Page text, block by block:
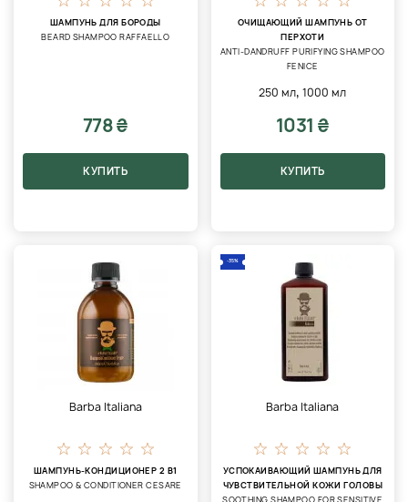
ШАМПУНЬ ДЛЯ БОРОДЫ
BEARD SHAMPOO RAFFAELLO
778 ₴
КУПИТЬ
ОЧИЩАЮЩИЙ ШАМПУНЬ ОТ
ПЕРХОТИ
ANTI-DANDRUFF PURIFYING SHAMPOO
FENICE
250 мл,1000 мл
1031 ₴
КУПИТЬ
Barba Italiana
ШАМПУНЬ-КОНДИЦИОНЕР 2 В1
SHAMPOO & CONDITIONER CESARE
-35%
Barba Italiana
УСПОКАИВАЮЩИЙ ШАМПУНЬ ДЛЯ
ЧУВСТВИТЕЛЬНОЙ КОЖИ ГОЛОВЫ